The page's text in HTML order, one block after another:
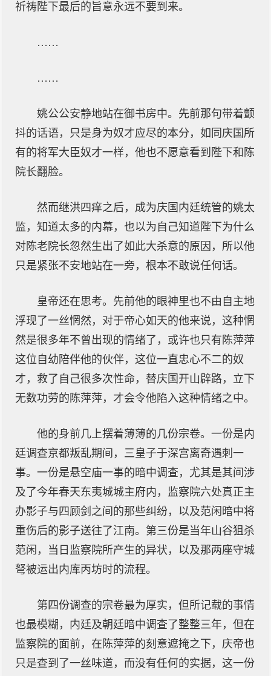
祈祷陛下最后的旨意永远不要到来。
……
……
姚公公安静地站在御书房中。先前那句带着颤
抖的话语，只是身为奴才应尽的本分，如同庆国所
有的将军大臣奴才一样，他也不愿意看到陛下和陈
院长翻脸。
然而继洪四痒之后，成为庆国内廷统管的姚太
监，知道太多的内幕，也以为自己知道陛下为什么
对陈老院长忽然生出了如此大杀意的原因，所以他
只是紧张不安地站在一旁，根本不敢说任何话。
皇帝还在思考。先前他的眼神里也不由自主地
浮现了一丝惘然，对于帝心如天的他来说，这种惘
然是很多年不曾出现的情绪了，或许也只有陈萍萍
这位自幼陪伴他的伙伴，这位一直忠心不二的奴
才，救了自己很多次性命，替庆国开山辟路，立下
无数功劳的陈萍萍，才会令他陷入这种情绪之中。
他的身前几上摆着薄薄的几份宗卷。一份是内
廷调查京都叛乱期间，三皇子于深宫离奇遇刺一
事。一份是悬空庙一事的暗中调查，尤其是其间涉
及了今年春天东夷城城主府内，监察院六处真正主
办影子与四顾剑之间的那些纠纷，以及范闲暗中将
重伤后的影子送往了江南。第三份是当年山谷狙杀
范闲，当日监察院所产生的异状，以及那两座守城
弩被运出内库丙坊时的流程。
第四份调查的宗卷最为厚实，但所记载的事情
也最模糊，内廷及朝廷暗中调查了整整三年，但在
监察院的面前，在陈萍萍的刻意遮掩之下，庆帝也
只是查到了一丝味道，而没有任何的实据，这一份